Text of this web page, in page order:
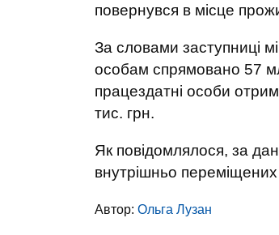
повернувся в місце
За словами заступниці
особам спрямовано 57
працездатні особи
тис. грн.
Як повідомлялося, за
внутрішньо переміщених
Автор: Ольга Лузан